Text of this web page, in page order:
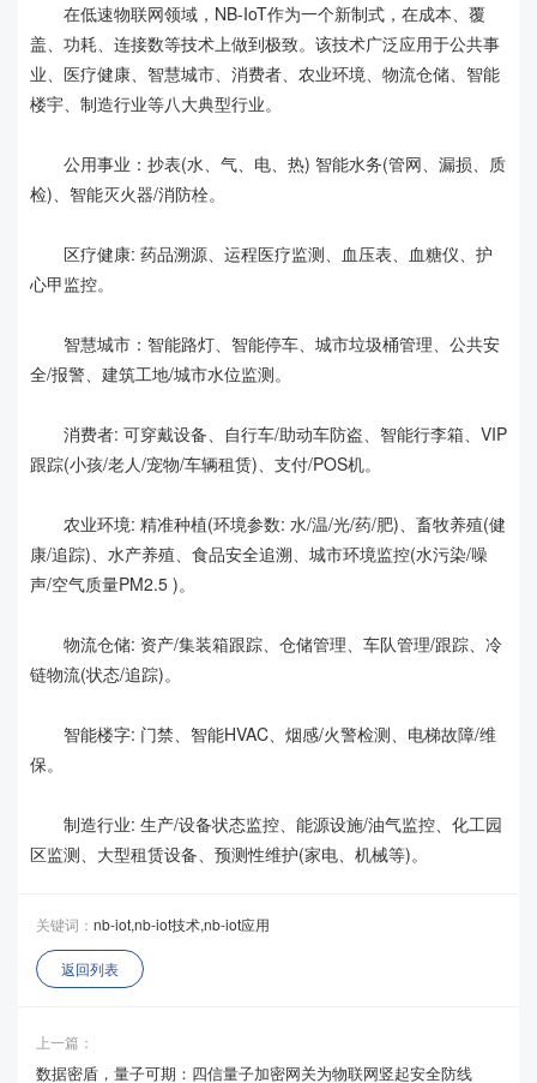
在低速物联网领域，NB-IoT作为一个新制式，在成本、覆
盖、功耗、连接数等技术上做到极致。该技术广泛应用于公共事
业、医疗健康、智慧城市、消费者、农业环境、物流仓储、智能
楼宇、制造行业等八大典型行业。
公用事业：抄表(水、气、电、热) 智能水务(管网、漏损、质
检)、智能灭火器/消防栓。
区疗健康: 药品溯源、运程医疗监测、血压表、血糖仪、护
心甲监控。
智慧城市：智能路灯、智能停车、城市垃圾桶管理、公共安
全/报警、建筑工地/城市水位监测。
消费者: 可穿戴设备、自行车/助动车防盗、智能行李箱、VIP
跟踪(小孩/老人/宠物/车辆租赁)、支付/POS机。
农业环境: 精准种植(环境参数: 水/温/光/药/肥)、畜牧养殖(健
康/追踪)、水产养殖、食品安全追溯、城市环境监控(水污染/噪
声/空气质量PM2.5 )。
物流仓储: 资产/集装箱跟踪、仓储管理、车队管理/跟踪、冷
链物流(状态/追踪)。
智能楼字: 门禁、智能HVAC、烟感/火警检测、电梯故障/维
保。
制造行业: 生产/设备状态监控、能源设施/油气监控、化工园
区监测、大型租赁设备、预测性维护(家电、机械等)。
关键词： nb-iot,nb-iot技术,nb-iot应用
返回列表
上一篇：
数据密盾，量子可期：四信量子加密网关为物联网竖起安全防线